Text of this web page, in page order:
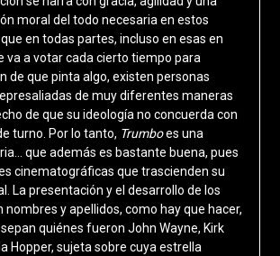
moral del todo necesaria en estos
en todas partes, incluso en esas en
va a votar cada cierto tiempo para
de que pinta algo, existen personas
de muy diferentes maneras
de que su ideología no concuerda con
turno. Por lo tanto, Trumboes una
que además es bastante buena, pues
cinematográficas que trascienden su
La presentación y el desarrollo de los
nombres y apellidos, como hay que hacer,
quiénes fueron John Wayne, Kirk
Hopper, sujeta sobre cuya estrella